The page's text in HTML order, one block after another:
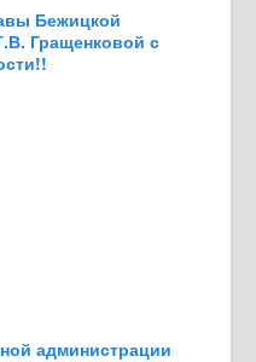
Бежицкой
Гращенковой с
администрации